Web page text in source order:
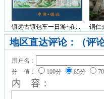
镇远古镇包车一日游~在... 铜仁
地区直达评论：（评
用户名：
分 值：
100分 85分
内 容：